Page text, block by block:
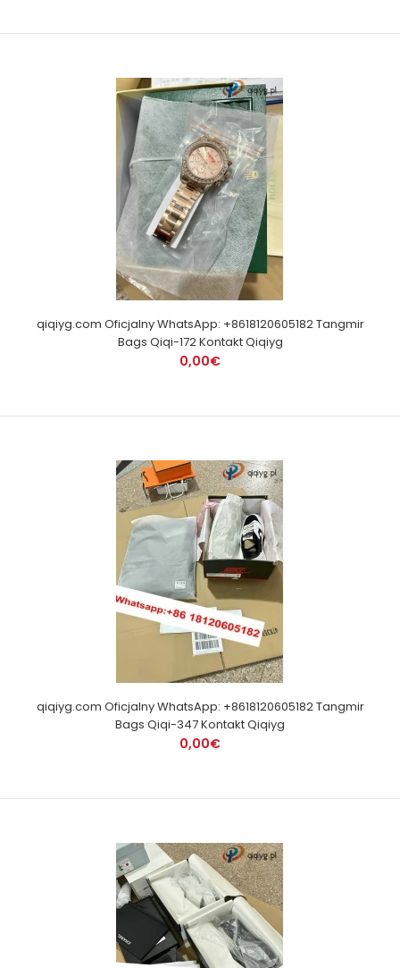
qiqiyg.com Oficjalny WhatsApp: +8618120605182 Tangmir
Bags Qiqi-172 Kontakt Qiqiyg
0,00€
qiqiyg.com Oficjalny WhatsApp: +8618120605182 Tangmir
Bags Qiqi-347 Kontakt Qiqiyg
0,00€